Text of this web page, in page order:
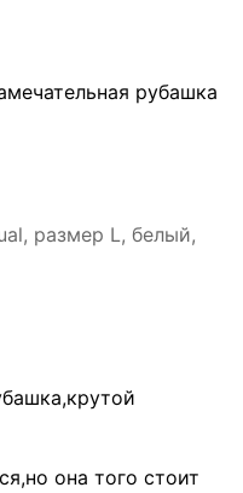
рубашка
размер L, белый,
она того стоит